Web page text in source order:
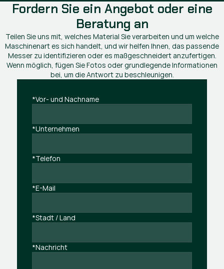
Fordern Sie ein Angebot oder eine
Beratung an
Teilen Sie uns mit, welches Material Sie verarbeiten und um welche
Maschinenart es sich handelt, und wir helfen Ihnen, das passende
Messer zu identifizieren oder es maßgeschneidert anzufertigen.
Wenn möglich, fügen Sie Fotos oder grundlegende Informationen
bei, um die Antwort zu beschleunigen.
*Vor- und Nachname
*Unternehmen
*Telefon
*E-Mail
*Stadt / Land
*Nachricht